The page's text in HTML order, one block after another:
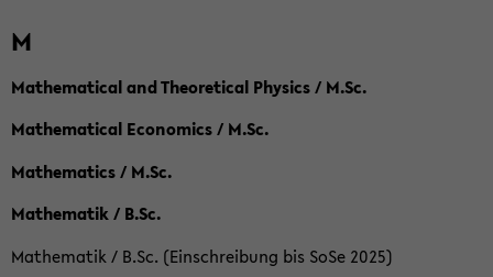
M
Mathematical and Theoretical Physics / M.Sc.
Mathematical Economics / M.Sc.
Mathematics / M.Sc.
Mathematik / B.Sc.
Mathematik / B.Sc. (Einschreibung bis SoSe 2025)